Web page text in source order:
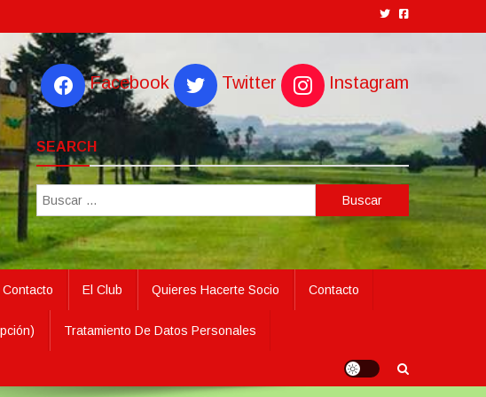
Facebook Twitter Instagram
SEARCH
Buscar:
Contacto El Club Quieres Hacerte Socio Contacto
Tratamiento De Datos Personales